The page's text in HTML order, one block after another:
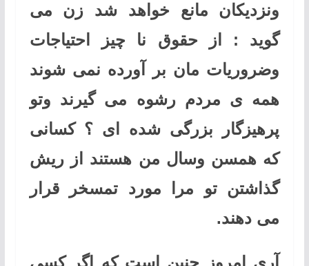
ونزدیکان مانع خواهد شد زن می
گوید : از حقوق نا چیز احتیاجات
وضروریات مان بر آورده نمی شوند
همه ی مردم رشوه می گیرند وتو
پرهیزگار بزرگی شده ای ؟ کسانی
که همسن وسال من هستند از ریش
گذاشتن تو مرا مورد تمسخر قرار
می دهند.
آری امروز چنین است که اگر کسی